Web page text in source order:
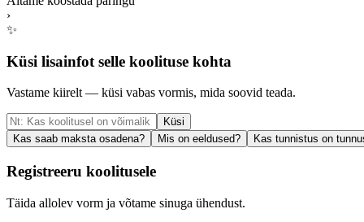
›
✨
Küsi lisainfot selle koolituse kohta
Vastame kiirelt — küsi vabas vormis, mida soovid teada.
Küsi
Kas saab maksta osadena?
Mis on eeldused? Kas tunnistus on
Registreeru koolitusele
Täida allolev vorm ja võtame sinuga ühendust.